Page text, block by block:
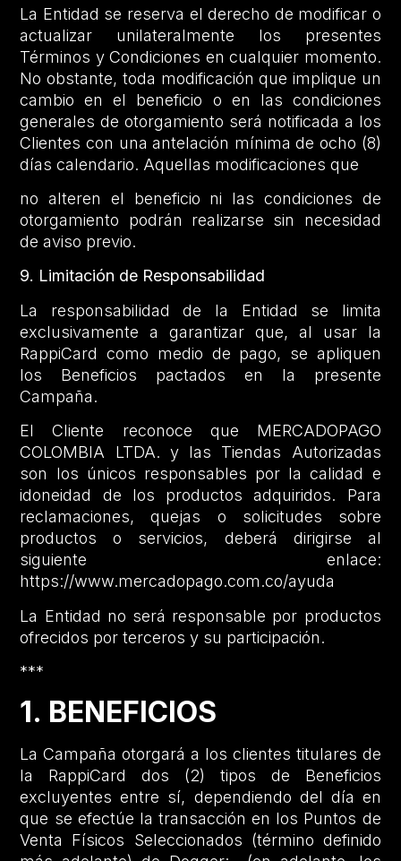
La Entidad se reserva el derecho de modificar o
actualizar unilateralmente los presentes
Términos y Condiciones en cualquier momento.
No obstante, toda modificación que implique un
cambio en el beneficio o en las condiciones
generales de otorgamiento será notificada a los
Clientes con una antelación mínima de ocho (8)
días calendario. Aquellas modificaciones que
no alteren el beneficio ni las condiciones de
otorgamiento podrán realizarse sin necesidad
de aviso previo.
9. Limitación de Responsabilidad
La responsabilidad de la Entidad se limita
exclusivamente a garantizar que, al usar la
RappiCard como medio de pago, se apliquen
los Beneficios pactados en la presente
Campaña.
El Cliente reconoce que MERCADOPAGO
COLOMBIA LTDA. y las Tiendas Autorizadas
son los únicos responsables por la calidad e
idoneidad de los productos adquiridos. Para
reclamaciones, quejas o solicitudes sobre
productos o servicios, deberá dirigirse al
siguiente enlace:
https://www.mercadopago.com.co/ayuda
La Entidad no será responsable por productos
ofrecidos por terceros y su participación.
***
1. BENEFICIOS
La Campaña otorgará a los clientes titulares de
la RappiCard dos (2) tipos de Beneficios
excluyentes entre sí, dependiendo del día en
que se efectúe la transacción en los Puntos de
Venta Físicos Seleccionados (término definido